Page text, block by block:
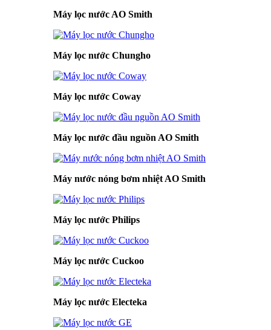
Máy lọc nước AO Smith
Máy lọc nước Chungho
Máy lọc nước Coway
Máy lọc nước đầu nguồn AO Smith
Máy nước nóng bơm nhiệt AO Smith
Máy lọc nước Philips
Máy lọc nước Cuckoo
Máy lọc nước Electeka